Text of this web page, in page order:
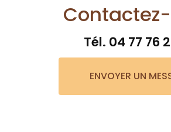
Tél. 04 77 76
ENVOYER UN